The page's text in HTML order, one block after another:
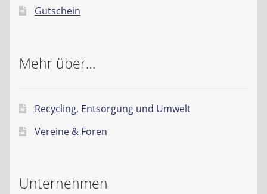
Gutschein
Mehr über…
Recycling, Entsorgung und Umwelt
Vereine & Foren
Unternehmen